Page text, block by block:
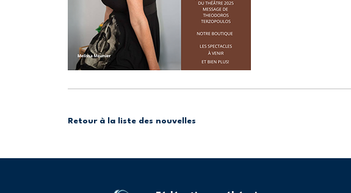
Retour à la liste des nouvelles